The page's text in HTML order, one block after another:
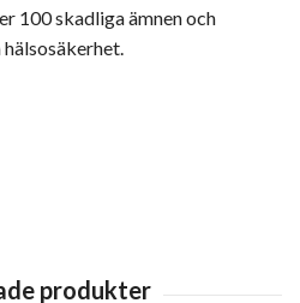
100 skadliga ämnen och